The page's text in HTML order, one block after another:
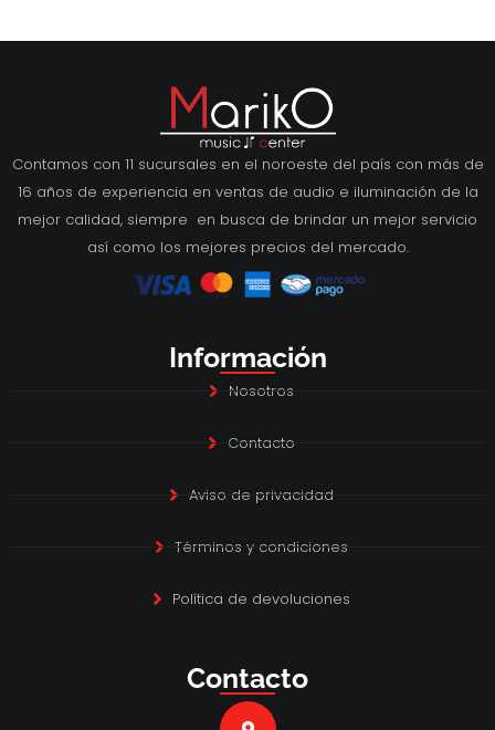
Contamos con 11 sucursales en el noroeste del país con más de
16 años de experiencia en ventas de audio e iluminación de la
mejor calidad, siempre en busca de brindar un mejor servicio
así como los mejores precios del mercado.
Información
Nosotros
Contacto
Aviso de privacidad
Términos y condiciones
Política de devoluciones
Contacto